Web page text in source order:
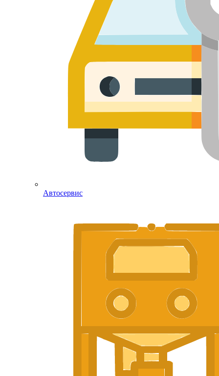
Автосервис